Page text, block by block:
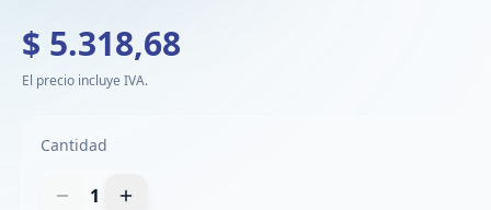
$ 5.318,68
El precio incluye IVA.
Cantidad
1